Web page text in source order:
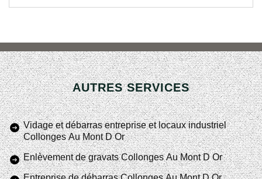
AUTRES SERVICES
Vidage et débarras entreprise et locaux industriel
Collonges Au Mont D Or
Enlèvement de gravats Collonges Au Mont D Or